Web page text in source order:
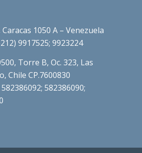
1050 A – Venezuela
9917525; 9923224
Torre B, Oc. 323, Las
Chile CP.7600830
582386090;